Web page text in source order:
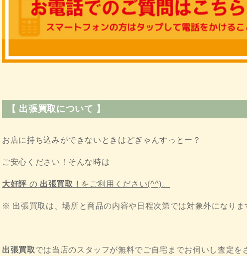
【 出張買取について 】
お店に持ち込みができないときはどぎゃんすっとー？
ご安心ください！そんな時は
大好評 の 出張買取！ をご利用ください(^^)。
※ 出張買取は、場所と商品の内容や日程次第では対象外になりま
出張買取では当店のスタッフが無料でご自宅までお伺いし査定を